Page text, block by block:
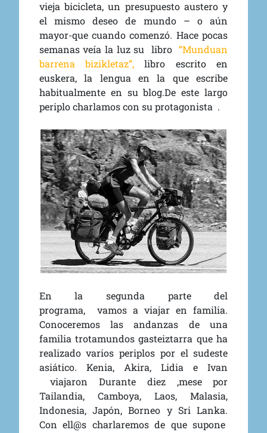
vieja bicicleta, un presupuesto austero y
el mismo deseo de mundo – o aún
mayor-que cuando comenzó. Hace pocas
semanas veía la luz su libro“Munduan
barrena bizikletaz”, libro escrito en
euskera, la lengua en la que escribe
habitualmente en su blog.De este largo
periplo charlamos con su protagonista .
En la segunda parte del
programa,
vamos a viajar en familia.
Conoceremos las andanzas de una
familia trotamundos gasteiztarra que ha
realizado varios periplos por el sudeste
asiático. Kenia, Akira, Lidia e Ivan
viajaron Durante diez ,mese por
Tailandia, Camboya, Laos, Malasia,
Indonesia, Japón, Borneo y Sri Lanka.
Con ell@s charlaremos de que supone